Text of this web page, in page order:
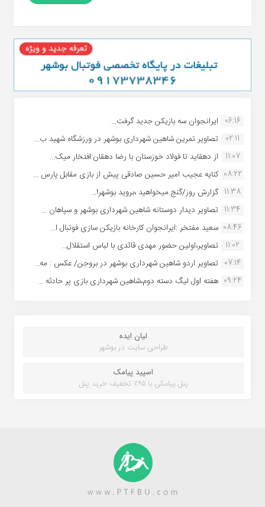
06:16 ایرانجوان سه بازیکن جدید گرفت...
02:11
تصاویر تمرین شاهین شهردارى بوشهر در ورزشگاه شهید ب...
11:07
از دهقاید تا فولاد خوزستان با رضا دهقان:افتخار میک...
08:22 کنایه عجیب امیر حسین صادقی پیش از بازی مقابل پارس ...
11:38 گزارش روز/گنج میخواهید ،بروید بوشهر!...
11:34 تصاویر دیدار دوستانه شاهین شهردارى بوشهر و سپاهان ...
08:46 سعید مفتخر :ایرانجوان کارخانه بازیکن سازی فوتبال ا...
11:02
تصاویر،اولین حضور مهدی قائدی با لباس استقلال...
07:14 تصاویر اردو شاهین شهرداری بوشهر در بروجن/ عکس : مه...
09:24 هفته اول لیگ دسته دوم،شاهین شهرداری بازی پر حادثه ...
لیان ایده
طراحی سایت در بوشهر
اسپید پیامک
پنل پیامکی با ۹۵٪ تخفیف خرید پنل